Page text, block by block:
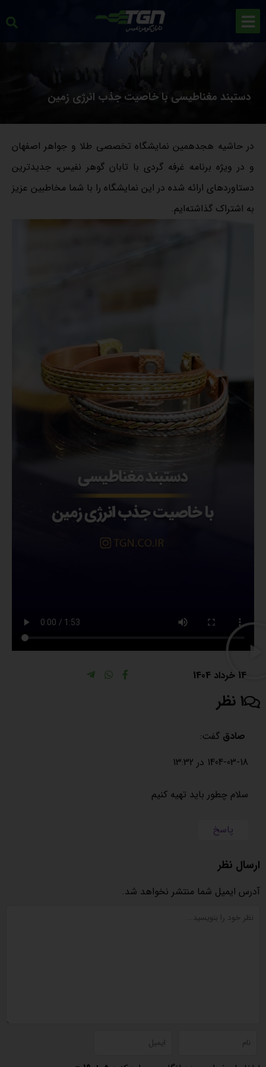
دستبند مغناطیسی با خاصیت جذب انرژی زمین
در حاشیه هجدهمین نمایشگاه تخصصی طلا و جواهر اصفهان
و در ویژه برنامه غرفه گردی با تابان گوهر نفیس، جدیدترین
دستاوردهای ارائه شده در این نمایشگاه را با شما مخاطبین عزیز
به اشتراک گذاشته‌ایم.
14 خرداد 1404
1 نظر
صادق گفت:
1404-03-18 در 13:32
سلام چطور باید تهیه کنیم
پاسخ
ارسال نظر
آدرس ایمیل شما منتشر نخواهد شد.